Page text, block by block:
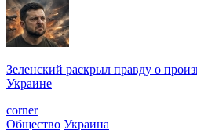
Зеленский раскрыл правду о
Украине
corner
Общество Украина